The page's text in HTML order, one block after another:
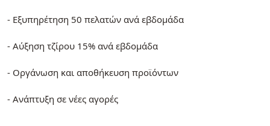
- Εξυπηρέτηση 50 πελατών ανά εβδομάδα
- Αύξηση τζίρου 15% ανά εβδομάδα
- Οργάνωση και αποθήκευση προϊόντων
- Ανάπτυξη σε νέες αγορές